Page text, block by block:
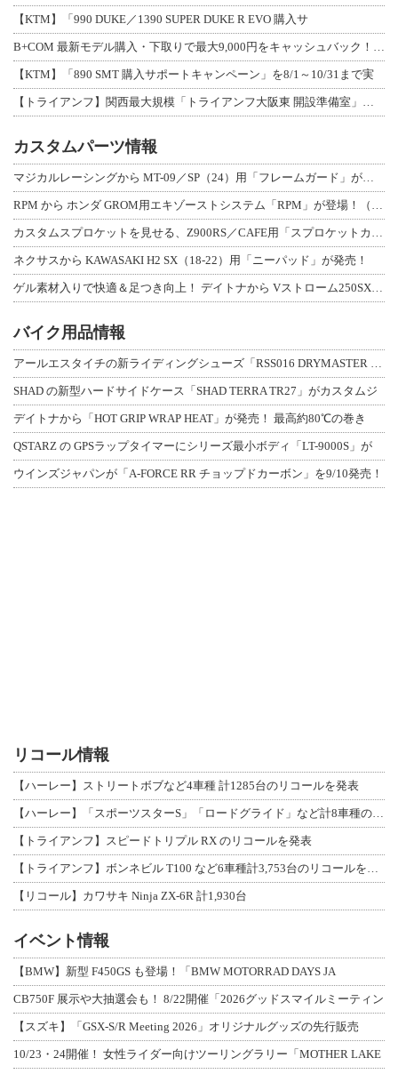
【KTM】「990 DUKE／1390 SUPER DUKE R EVO 購入サ
B+COM 最新モデル購入・下取りで最大9,000円をキャッシュバック！「B+F
【KTM】「890 SMT 購入サポートキャンペーン」を8/1～10/31まで実
【トライアンフ】関西最大規模「トライアンフ大阪東 開設準備室」がオープン！ 限定
カスタムパーツ情報
マジカルレーシングから MT-09／SP（24）用「フレームガード」が登場！
RPM から ホンダ GROM用エキゾーストシステム「RPM」が登場！（動画あり
カスタムスプロケットを見せる、Z900RS／CAFE用「スプロケットカバーフルキ
ネクサスから KAWASAKI H2 SX（18-22）用「ニーパッド」が発売！
ゲル素材入りで快適＆足つき向上！ デイトナから Vストローム250SX用「快適ロ
バイク用品情報
アールエスタイチの新ライディングシューズ「RSS016 DRYMASTER スト
SHAD の新型ハードサイドケース「SHAD TERRA TR27」がカスタムジ
デイトナから「HOT GRIP WRAP HEAT」が発売！ 最高約80℃の巻き
QSTARZ の GPSラップタイマーにシリーズ最小ボディ「LT-9000S」が
ウインズジャパンが「A-FORCE RR チョップドカーボン」を9/10発売！
リコール情報
【ハーレー】ストリートボブなど4車種 計1285台のリコールを発表
【ハーレー】「スポーツスターS」「ロードグライド」など計8車種のリコールを発表
【トライアンフ】スピードトリプル RX のリコールを発表
【トライアンフ】ボンネビル T100 など6車種計3,753台のリコールを発表
【リコール】カワサキ Ninja ZX-6R 計1,930台
イベント情報
【BMW】新型 F450GS も登場！「BMW MOTORRAD DAYS JA
CB750F 展示や大抽選会も！ 8/22開催「2026グッドスマイルミーティン
【スズキ】「GSX-S/R Meeting 2026」オリジナルグッズの先行販売
10/23・24開催！ 女性ライダー向けツーリングラリー「MOTHER LAKE